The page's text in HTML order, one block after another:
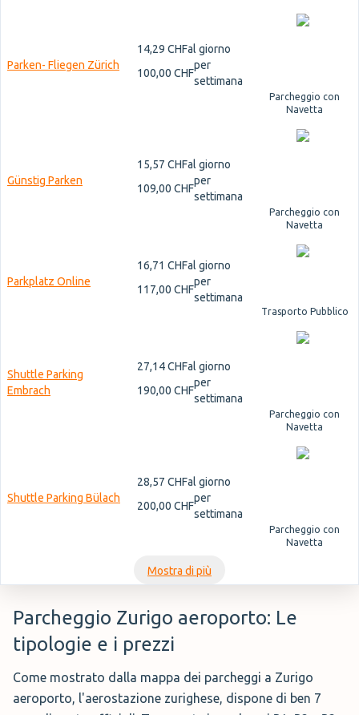
Parken- Fliegen Zürich
14,29 CHFal giorno
100,00 CHF
per
settimana
Parcheggio con
Navetta
Günstig Parken
15,57 CHFal giorno
109,00 CHF
per
settimana
Parcheggio con
Navetta
Parkplatz Online
16,71 CHFal giorno
117,00 CHF
per
settimana
Trasporto Pubblico
Shuttle Parking
Embrach
27,14 CHFal giorno
190,00 CHF
per
settimana
Parcheggio con
Navetta
Shuttle Parking Bülach
28,57 CHFal giorno
200,00 CHF
per
settimana
Parcheggio con
Navetta
Mostra di più
Parcheggio Zurigo aeroporto: Le
tipologie e i prezzi
Come mostrato dalla mappa dei parcheggi a Zurigo
aeroporto, l'aerostazione zurighese, dispone di ben 7